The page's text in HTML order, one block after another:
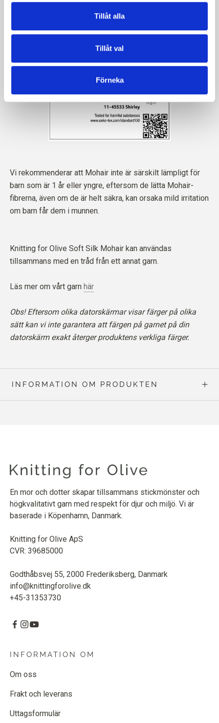
Tillåt alla
Tillåt val
Förneka
Vi rekommenderar att Mohair inte är särskilt lämpligt för
barn som är 1 år eller yngre, eftersom de lätta Mohair-
fibrerna, även om de är helt säkra, kan orsaka mild irritation
om barn får dem i munnen.
Knitting for Olive Soft Silk Mohair kan användas
tillsammans med en tråd från ett annat garn.
Läs mer om vårt garn här
Obs! Eftersom olika datorskärmar visar färger på olika
sätt kan vi inte garantera att färgen på garnet på din
datorskärm exakt återger produktens verkliga färger.
INFORMATION OM PRODUKTEN
En mor och dotter skapar tillsammans stickmönster och
högkvalitativt garn med respekt för djur och miljö. Vi är
baserade i Köpenhamn, Danmark.
Knitting for Olive ApS
CVR: 39685000
Godthåbsvej 55, 2000 Frederiksberg, Danmark
info@knittingforolive.dk
+45-31353730
INFORMATION OM
Om oss
Frakt och leverans
Uttagsformulär